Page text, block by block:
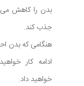
بدن را کاهش می
جذب کند.
هنگامی که بدن
ادامه کار
خواهید داد.